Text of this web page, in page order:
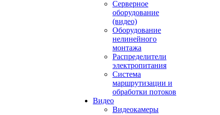
Серверное
оборудование
(видео)
Оборудование
нелинейного
монтажа
Распределители
электропитания
Система
маршрутизации и
обработки потоков
Видео
Видеокамеры